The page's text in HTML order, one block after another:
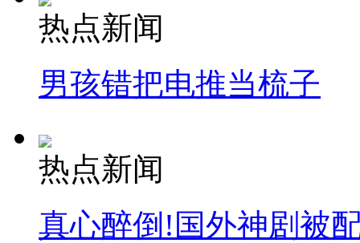
安徽一实载49人客车翻车
走！跟着总书记去植树
消防员救轻生者 花炮节热闹非凡 减压"枕头大战"
热点新闻
男孩错把电推当梳子
热点新闻
真心醉倒!国外神剧被